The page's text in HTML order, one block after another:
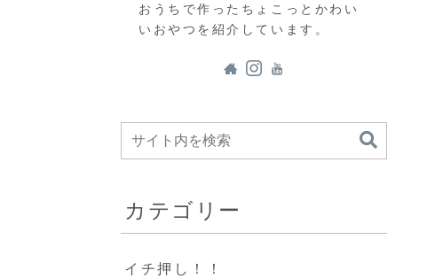
おうちで作ったちょこっとかわい
いおやつを紹介しています。
カテゴリー
イチ押し！！